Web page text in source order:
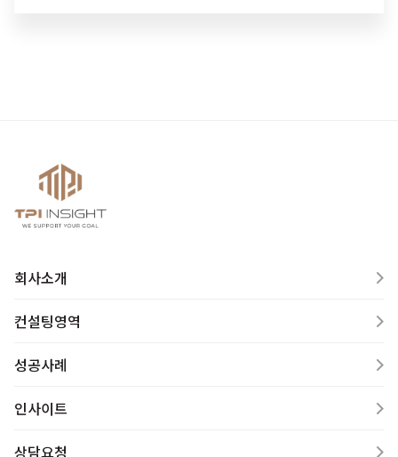
회사소개
컨설팅영역
성공사례
인사이트
상담요청